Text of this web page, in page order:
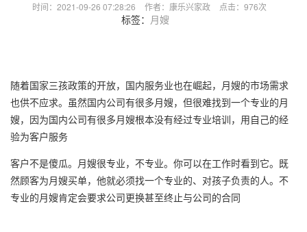
时间：2021-09-26 07:28:26 作者：康乐兴家政 点击： 976次
标签： 月嫂
随着国家三孩政策的开放，国内服务业也在崛起，月嫂的市场需求
也供不应求。虽然国内公司有很多月嫂，但很难找到一个专业的月
嫂，因为国内公司有很多月嫂根本没有经过专业培训，用自己的经
验为客户服务
客户不是傻瓜。月嫂很专业，不专业。你可以在工作时看到它。既
然顾客为月嫂买单，他就必须找一个专业的、对孩子负责的人。不
专业的月嫂肯定会要求公司更换甚至终止与公司的合同